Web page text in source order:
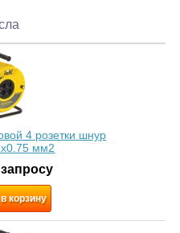
4 розетки шнур
мм2
корзину